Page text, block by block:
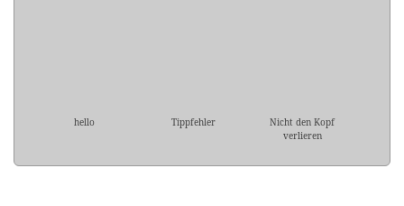
hello Tippfehler
Nicht den Kopf
verlieren